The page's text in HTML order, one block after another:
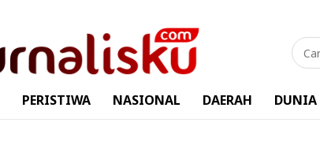
PERISTIWA NASIONAL DAERAH DUNIA